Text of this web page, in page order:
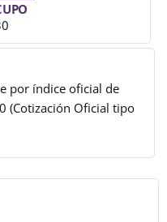
por índice oficial de
(Cotización Oficial tipo